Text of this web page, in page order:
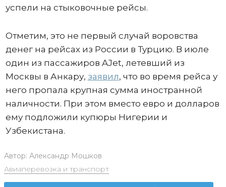
успели на стыковочные рейсы.
Отметим, это не первый случай воровства
денег на рейсах из России в Турцию. В июле
один из пассажиров AJet, летевший из
Москвы в Анкару, заявил, что во время рейса у
него пропала крупная сумма иностранной
наличности. При этом вместо евро и долларов
ему подложили купюры Нигерии и
Узбекистана.
Автор: Александр Мошков
Авиаперевозка и транспорт